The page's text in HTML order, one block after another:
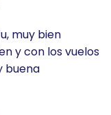
muy bien
y con los vuelos
buena